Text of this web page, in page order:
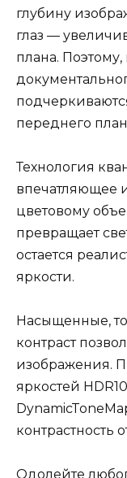
глубину
глаз —
плана.
переднего
Технология
впечатляющее
цветовому
превращает
остается
яркости.
Насыщенные,
контраст
изображения.
яркостей
контрастность
Одолейте